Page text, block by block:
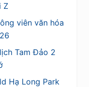
Z
viên văn hóa
Tam Đảo 2
Hạ Long Park